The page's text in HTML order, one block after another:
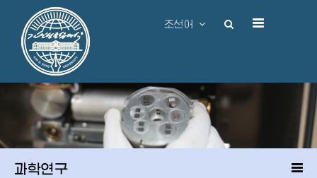
조선어
과학연구